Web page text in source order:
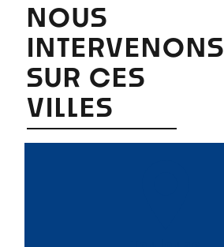
NOUS
INTERVENONS
SUR CES
VILLES